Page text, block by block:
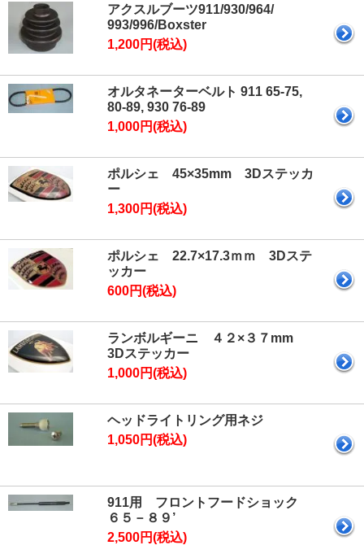
アクスルブーツ911/930/964/
993/996/Boxster
1,200円(税込)
オルタネーターベルト 911 65-75,
80-89, 930 76-89
1,000円(税込)
ポルシェ 45×35mm 3Dステッカ
ー
1,300円(税込)
ポルシェ 22.7×17.3ｍｍ 3Dステ
ッカー
600円(税込)
ランボルギーニ ４２×３７mm
3Dステッカー
1,000円(税込)
ヘッドライトリング用ネジ
1,050円(税込)
911用 フロントフードショック
６５－８９’
2,500円(税込)